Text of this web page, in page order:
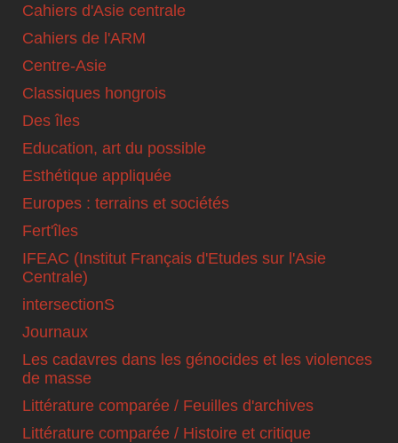
Cahiers d'Asie centrale
Cahiers de l'ARM
Centre-Asie
Classiques hongrois
Des îles
Education, art du possible
Esthétique appliquée
Europes : terrains et sociétés
Fert'îles
IFEAC (Institut Français d'Etudes sur l'Asie
Centrale)
intersectionS
Journaux
Les cadavres dans les génocides et les violences
de masse
Littérature comparée / Feuilles d'archives
Littérature comparée / Histoire et critique